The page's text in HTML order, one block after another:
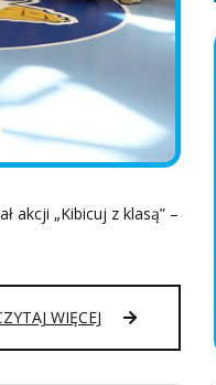
akcji „Kibicuj z klasą” –
WIĘCEJFINAŁ